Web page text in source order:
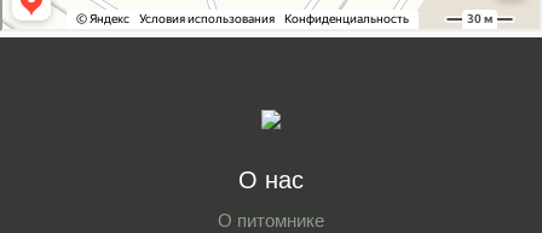
О нас
О питомнике